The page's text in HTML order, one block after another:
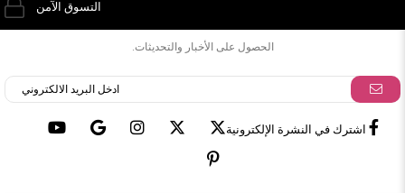
التسوق الآمن
الحصول على الأخبار والتحديثات.
اشترك في النشرة الإلكترونية